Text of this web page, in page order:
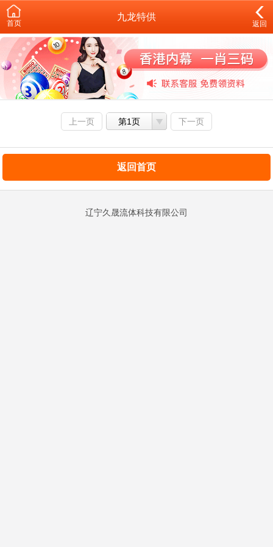
首页
九龙特供
返回
上一页 第1页 下一页
返回首页
辽宁久晟流体科技有限公司